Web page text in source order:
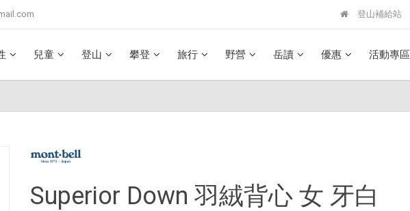
登山補給站
兒童 登山 攀登 旅行 野營 岳讀 優惠 活動專區
Superior Down 羽絨背心 女 牙白